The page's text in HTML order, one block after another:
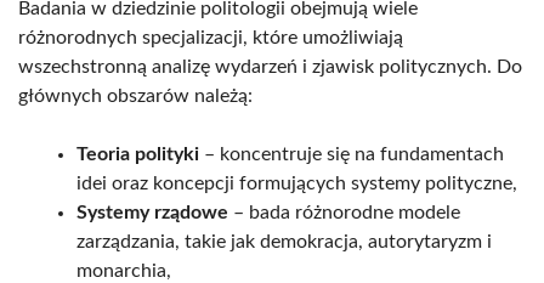
Badania w dziedzinie politologii obejmują wiele
różnorodnych specjalizacji, które umożliwiają
wszechstronną analizę wydarzeń i zjawisk politycznych. Do
głównych obszarów należą:
Teoria polityki – koncentruje się na fundamentach
idei oraz koncepcji formujących systemy polityczne,
Systemy rządowe – bada różnorodne modele
zarządzania, takie jak demokracja, autorytaryzm i
monarchia,